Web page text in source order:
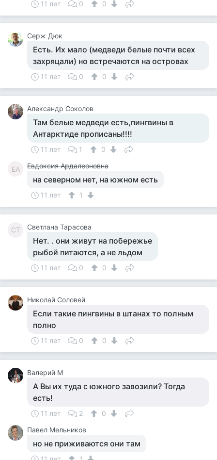
11 лет 0 0
Серж Дюк
Есть. Их мало (медведи белые почти всех
захряцали) но встречаются на островах
11 лет 0 0
Александр Соколов
Там белые медведи есть,пингвины в
Антарктиде прописаны!!!!
11 лет 1 0
ЕА Евдоксия Ардалеоновна
на северном нет, на южном есть
11 лет 1
СТ Светлана Тарасова
Нет. . они живут на побережье
рыбой питаются, а не льдом
11 лет 0 0
Николай Соловей
Если такие пингвины в штанах то полным
полно
11 лет 0 0
Валерий М
А Вы их туда с южного завозили? Тогда
есть!
11 лет 2
0
Павел Мельников
но не приживаются они там